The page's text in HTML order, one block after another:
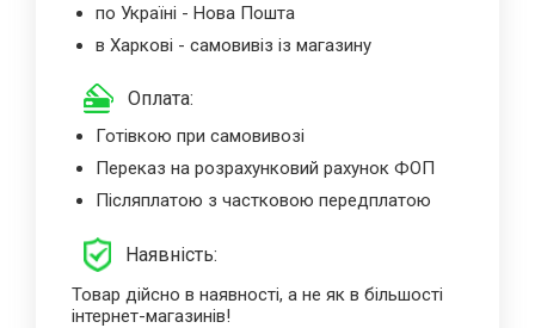
по Україні - Нова Пошта
в Харкові - самовивіз із магазину
Оплата:
Готівкою при самовивозі
Переказ на розрахунковий рахунок ФОП
Післяплатою з частковою передплатою
Наявність:
Товар дійсно в наявності, а не як в більшості
інтернет-магазинів!